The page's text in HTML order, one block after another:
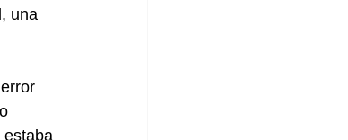
una
estaba